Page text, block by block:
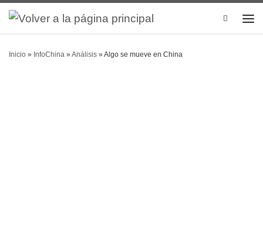
Search
Inicio » InfoChina »Análisis »Algo se mueve en China